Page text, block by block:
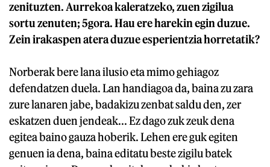
zenituzten. Aurrekoa kaleratzeko, zuen zigilua
sortu zenuten; 5gora. Hau ere harekin egin duzue.
Zein irakaspen atera duzue esperientzia horretatik?
Norberak bere lana ilusio eta mimo gehiagoz
defendatzen duela. Lan handiagoa da, baina zu zara
zure lanaren jabe, badakizu zenbat saldu den, zer
eskatzen duen jendeak... Ez dago zuk zeuk dena
egitea baino gauza hoberik. Lehen ere guk egiten
genuen ia dena, baina editatu beste zigilu batek